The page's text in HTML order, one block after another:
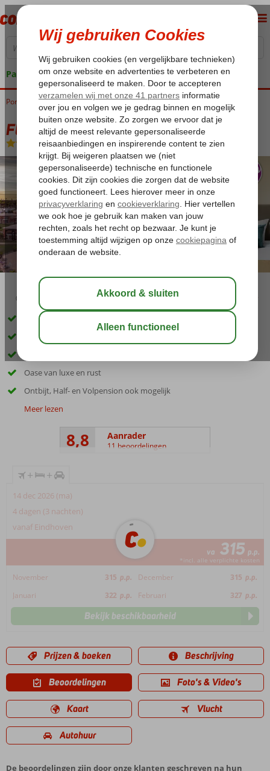
Pakketgarantie
Home
Portugal Algarve Carvoeiro Fly & Go Monte Santo Resort
Fly & Go Monte Santo Resort
Logies-Appartement
02:45
Inclusief huurauto
Populair kwaliteitsresort
Oase van luxe en rust
Ontbijt, Half- en Volpension ook mogelijk
Meer lezen
8,8 Aanrader
11 beoordelingen
+ +
14 dec 2026 (ma)
4 dagen (3 nachten)
vanaf Eindhoven
va 315 p.p.
*incl. alle verplichte kosten
November 315 p.p. December 315 p.p.
Januari
322 p.p. Februari 327 p.p.
Bekijk beschikbaarheid
Prijzen & boeken Beschrijving
Beoordelingen Foto's & Video's
Kaart Vlucht
Autohuur
De beoordelingen zijn door onze klanten geschreven na hun